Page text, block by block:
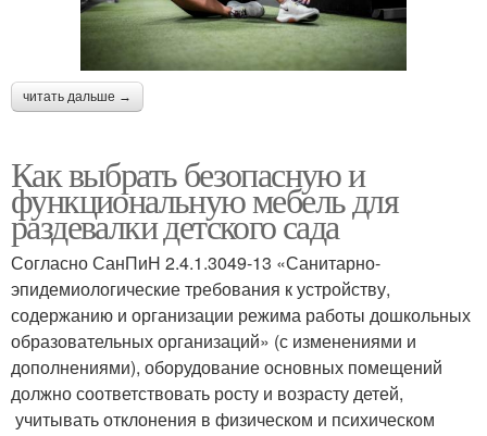
читать дальше →
Как выбрать безопасную и
функциональную мебель для
раздевалки детского сада
Согласно СанПиН 2.4.1.3049-13 «Санитарно-
эпидемиологические требования к устройству,
содержанию и организации режима работы дошкольных
образовательных организаций» (с изменениями и
дополнениями), оборудование основных помещений
должно соответствовать росту и возрасту детей,
учитывать отклонения в физическом и психическом